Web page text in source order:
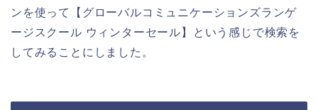
ンを使って【グローバルコミュニケーションズランゲ
ージスクール ウィンターセール】という感じで検索を
してみることにしました。